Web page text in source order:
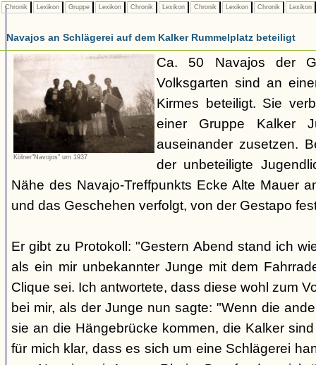
Chronik Lexikon Gruppe Lexikon Chronik Lexikon Chronik Lexikon Chronik Lexikon
Navajos an Schlägerei auf dem Kalker Rummelplatz beteiligt
Kölner"Navojos" um 1937
Ca. 50 Navajos der
Volksgarten sind an
Kirmes beteiligt. Sie
einer Gruppe Kalker
auseinander zusetzen.
der unbeteiligte
Nähe des Navajo-Treffpunkts Ecke Alte Mauer
und das Geschehen verfolgt, von der Gestapo
Er gibt zu Protokoll: "Gestern Abend stand ich
als ein mir unbekannter Junge mit dem
Clique sei. Ich antwortete, dass diese wohl zum
bei mir, als der Junge nun sagte: "Wenn die
sie an die Hängebrücke kommen, die Kalker
für mich klar, dass es sich um eine Schlägerei